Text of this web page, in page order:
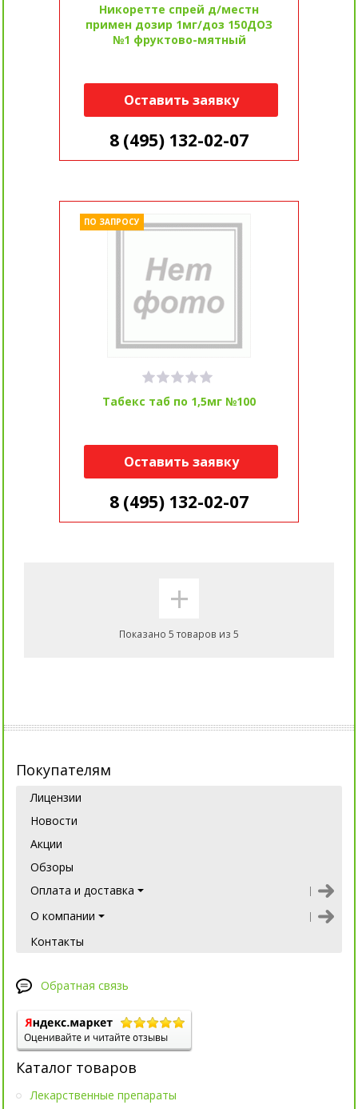
Никоретте спрей д/местн
примен дозир 1мг/доз 150ДОЗ
№1 фруктово-мятный
Оставить заявку
8 (495) 132-02-07
Табекс таб по 1,5мг №100
ПО ЗАПРОСУ
Оставить заявку
8 (495) 132-02-07
+
Показано 5 товаров из 5
Покупателям
Лицензии
Новости
Акции
Обзоры
Оплата и доставка
О компании
Контакты
Обратная связь
Каталог товаров
Лекарственные препараты